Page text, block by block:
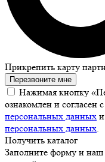
Прикрепить карту
Перезвоните мне
Нажимая кнопку
ознакомлен и согласен
персональных данных
персональных данных.
Получить каталог
Заполните форму и наш